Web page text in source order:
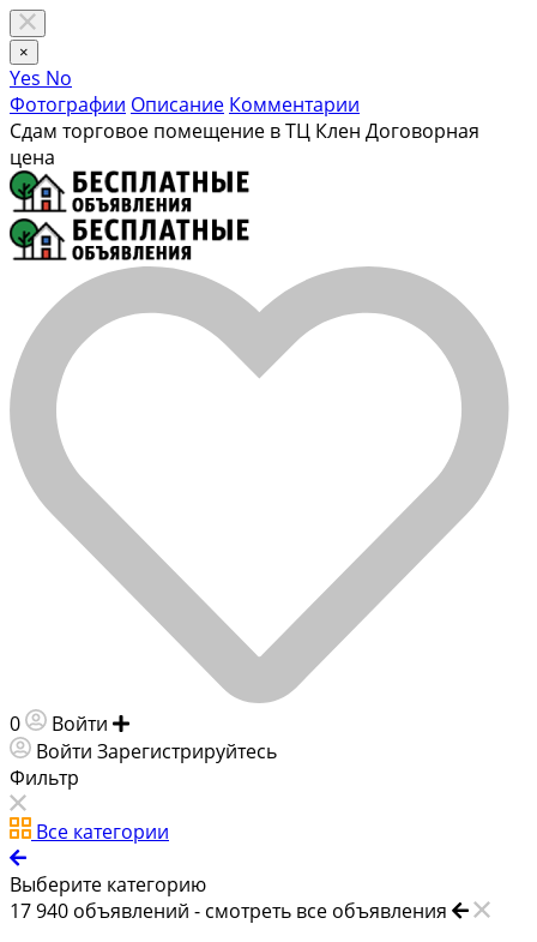
×
Yes No
Фотографии Описание Комментарии
Сдам торговое помещение в ТЦ Клен Договорная
цена
0 Войти
Войти Зарегистрируйтесь
Фильтр
Все категории
Выберите категорию
17 940 объявлений - смотреть все объявления